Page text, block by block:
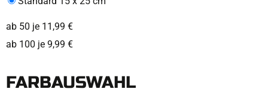
ab 50 je 11,99 €
ab 100 je 9,99 €
FARBAUSWAHL